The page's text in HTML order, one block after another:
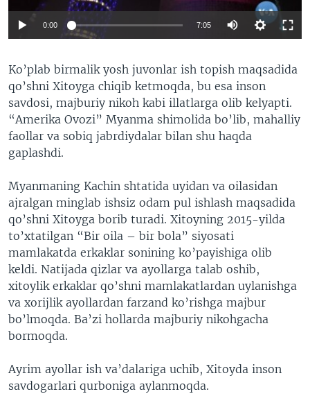
0:00 7:05
Ko’plab birmalik yosh juvonlar ish topish maqsadida
qo’shni Xitoyga chiqib ketmoqda, bu esa inson
savdosi, majburiy nikoh kabi illatlarga olib kelyapti.
“Amerika Ovozi” Myanma shimolida bo’lib, mahalliy
faollar va sobiq jabrdiydalar bilan shu haqda
gaplashdi.
Myanmaning Kachin shtatida uyidan va oilasidan
ajralgan minglab ishsiz odam pul ishlash maqsadida
qo’shni Xitoyga borib turadi. Xitoyning 2015-yilda
to’xtatilgan “Bir oila – bir bola” siyosati
mamlakatda erkaklar sonining ko’payishiga olib
keldi. Natijada qizlar va ayollarga talab oshib,
xitoylik erkaklar qo’shni mamlakatlardan uylanishga
va xorijlik ayollardan farzand ko’rishga majbur
bo’lmoqda. Ba’zi hollarda majburiy nikohgacha
bormoqda.
Ayrim ayollar ish va’dalariga uchib, Xitoyda inson
savdogarlari qurboniga aylanmoqda.